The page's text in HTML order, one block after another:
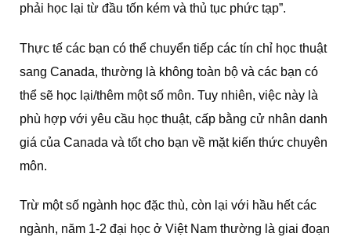
phải học lại từ đầu tốn kém và thủ tục phức tạp”.
Thực tế các bạn có thể chuyển tiếp các tín chỉ học thuật
sang Canada, thường là không toàn bộ và các bạn có
thể sẽ học lại/thêm một số môn. Tuy nhiên, việc này là
phù hợp với yêu cầu học thuật, cấp bằng cử nhân danh
giá của Canada và tốt cho bạn về mặt kiến thức chuyên
môn.
Trừ một số ngành học đặc thù, còn lại với hầu hết các
ngành, năm 1-2 đại học ở Việt Nam thường là giai đoạn